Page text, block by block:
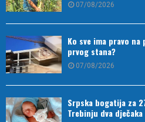
07/08/2026
Ko sve ima pravo na
prvog stana?
07/08/2026
Srpska bogatija za
Trebinju dva dječaka